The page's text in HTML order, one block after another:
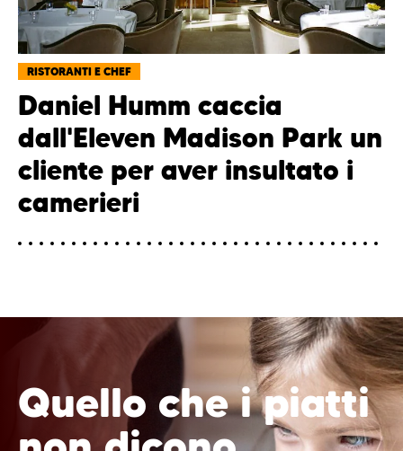
RISTORANTI E CHEF
Daniel Humm caccia
dall'Eleven Madison Park un
cliente per aver insultato i
camerieri
Quello che i piatti